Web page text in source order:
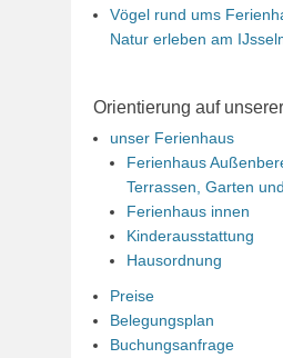
Vögel rund ums
Natur erleben am
Orientierung auf
unser Ferienhaus
Ferienhaus
Terrassen, Garten
Ferienhaus innen
Kinderausstattung
Hausordnung
Preise
Belegungsplan
Buchungsanfrage